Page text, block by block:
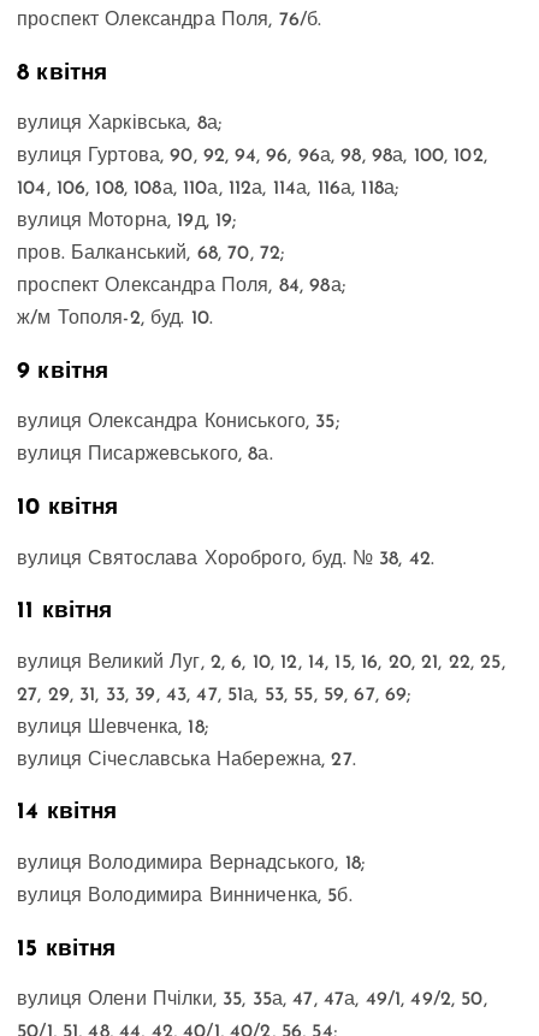
проспект Олександра Поля, 76/б.
8 квітня
вулиця Харківська, 8а;
вулиця Гуртова, 90, 92, 94, 96, 96а, 98, 98а, 100, 102,
104, 106, 108, 108а, 110а, 112а, 114а, 116а, 118а;
вулиця Моторна, 19д, 19;
пров. Балканський, 68, 70, 72;
проспект Олександра Поля, 84, 98а;
ж/м Тополя-2, буд. 10.
9 квітня
вулиця Олександра Кониського, 35;
вулиця Писаржевського, 8а.
10 квітня
вулиця Святослава Хороброго, буд. № 38, 42.
11 квітня
вулиця Великий Луг, 2, 6, 10, 12, 14, 15, 16, 20, 21, 22, 25,
27, 29, 31, 33, 39, 43, 47, 51а, 53, 55, 59, 67, 69;
вулиця Шевченка, 18;
вулиця Січеславська Набережна, 27.
14 квітня
вулиця Володимира Вернадського, 18;
вулиця Володимира Винниченка, 5б.
15 квітня
вулиця Олени Пчілки, 35, 35а, 47, 47а, 49/1, 49/2, 50,